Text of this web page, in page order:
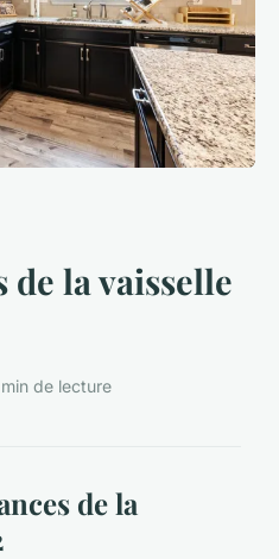
de la vaisselle
de lecture
de la